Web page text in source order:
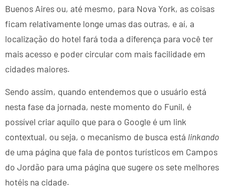
Buenos Aires ou, até mesmo, para Nova York, as coisas
ficam relativamente longe umas das outras, e aí, a
localização do hotel fará toda a diferença para você ter
mais acesso e poder circular com mais facilidade em
cidades maiores.
Sendo assim, quando entendemos que o usuário está
nesta fase da jornada, neste momento do Funil, é
possível criar aquilo que para o Google é um link
contextual, ou seja, o mecanismo de busca está linkando
de uma página que fala de pontos turísticos em Campos
do Jordão para uma página que sugere os sete melhores
hotéis na cidade.